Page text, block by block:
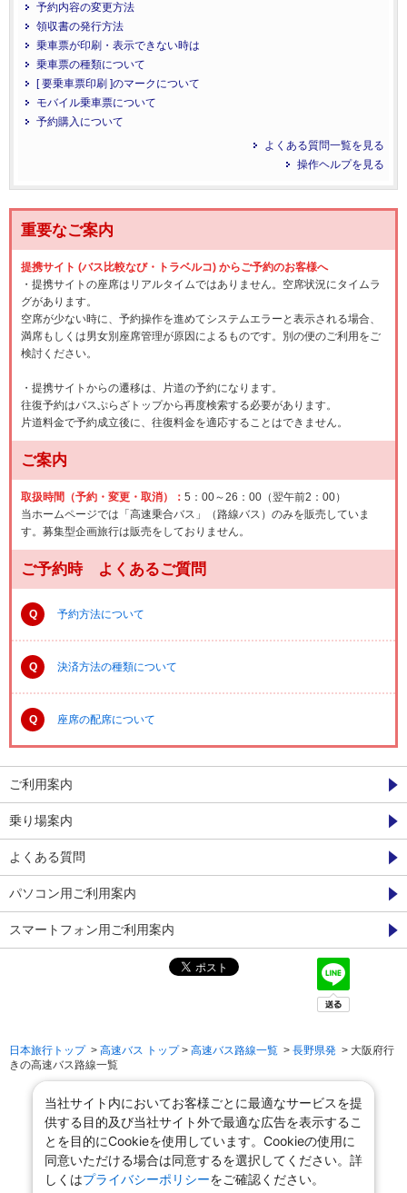
予約内容の変更方法
領収書の発行方法
乗車票が印刷・表示できない時は
乗車票の種類について
[ 要乗車票印刷 ]のマークについて
モバイル乗車票について
予約購入について
よくある質問一覧を見る
操作ヘルプを見る
重要なご案内
提携サイト (バス比較なび・トラベルコ) からご予約のお客様へ
・提携サイトの座席はリアルタイムではありません。空席状況にタイムラ
グがあります。
空席が少ない時に、予約操作を進めてシステムエラーと表示される場合、
満席もしくは男女別座席管理が原因によるものです。別の便のご利用をご
検討ください。
・提携サイトからの遷移は、片道の予約になります。
往復予約はバスぷらざトップから再度検索する必要があります。
片道料金で予約成立後に、往復料金を適応することはできません。
ご案内
取扱時間（予約・変更・取消）： 5：00～26：00（翌午前2：00）
当ホームページでは「高速乗合バス」（路線バス）のみを販売していま
す。募集型企画旅行は販売をしておりません。
ご予約時 よくあるご質問
Q 予約方法について
Q 決済方法の種類について
Q 座席の配席について
ご利用案内
乗り場案内
よくある質問
パソコン用ご利用案内
スマートフォン用ご利用案内
日本旅行トップ> 高速バス トップ> 高速バス路線一覧 > 長野県発 > 大阪府行
きの高速バス路線一覧
当社サイト内においてお客様ごとに最適なサービスを提
供する目的及び当社サイト外で最適な広告を表示するこ
とを目的にCookieを使用しています。Cookieの使用に
同意いただける場合は同意するを選択してください。詳
しくはプライバシーポリシーをご確認ください。